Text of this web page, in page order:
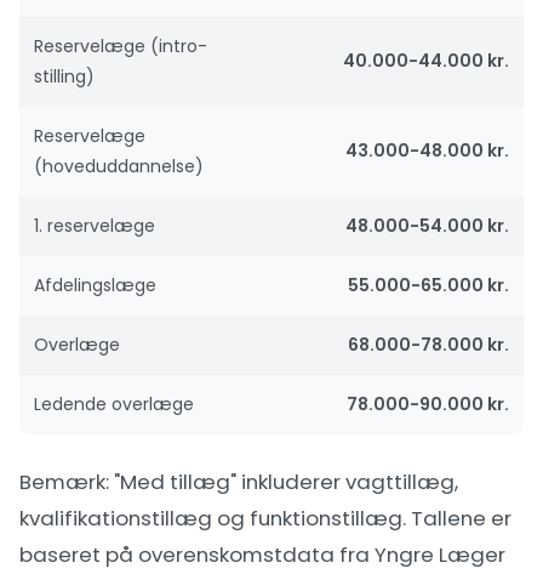
Reservelæge (intro-
stilling)
40.000-44.000 kr.
Reservelæge
(hoveduddannelse)
43.000-48.000 kr.
1. reservelæge 48.000-54.000 kr.
Afdelingslæge 55.000-65.000 kr.
Overlæge 68.000-78.000 kr.
Ledende overlæge 78.000-90.000 kr.
Bemærk: "Med tillæg" inkluderer vagttillæg,
kvalifikationstillæg og funktionstillæg. Tallene er
baseret på overenskomstdata fra Yngre Læger